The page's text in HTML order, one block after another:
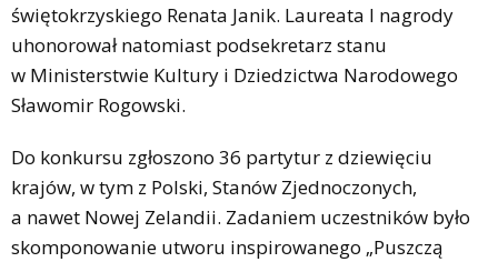
świętokrzyskiego Renata Janik. Laureata I nagrody
uhonorował natomiast podsekretarz stanu
w Ministerstwie Kultury i Dziedzictwa Narodowego
Sławomir Rogowski.
Do konkursu zgłoszono 36 partytur z dziewięciu
krajów, w tym z Polski, Stanów Zjednoczonych,
a nawet Nowej Zelandii. Zadaniem uczestników było
skomponowanie utworu inspirowanego „Puszczą